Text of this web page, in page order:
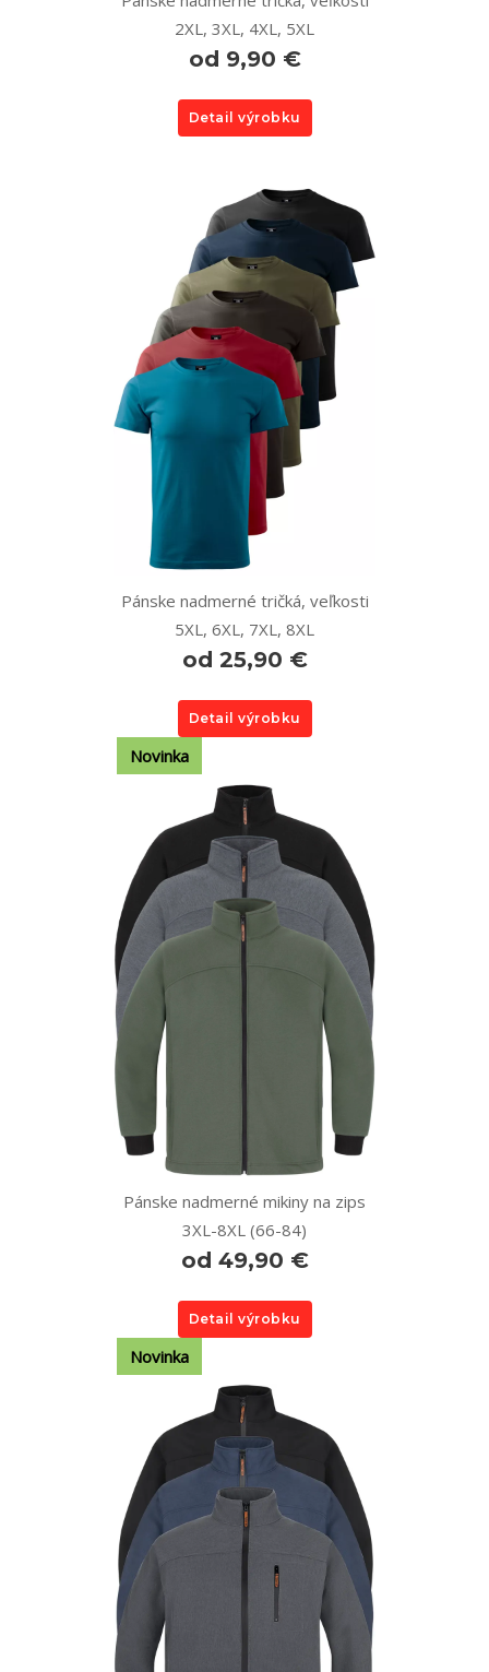
2XL, 3XL, 4XL, 5XL
od 9,90 €
Detail výrobku
Pánske nadmerné tričká, veľkosti
5XL, 6XL, 7XL, 8XL
od 25,90 €
Detail výrobku
Novinka
Pánske nadmerné mikiny na zips
3XL-8XL (66-84)
od 49,90 €
Detail výrobku
Novinka